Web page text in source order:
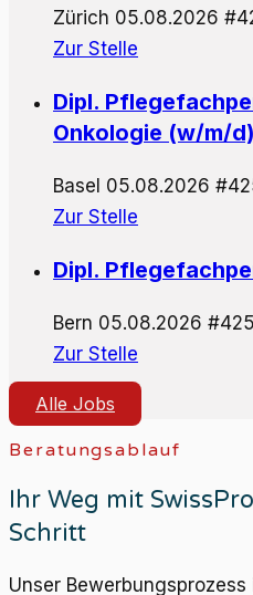
Zürich 05.08.2026
Zur Stelle
Dipl.
Onkologie (w/m/d)
Basel 05.08.2026
Zur Stelle
Dipl.
Bern 05.08.2026
Zur Stelle
Alle Jobs
Beratungsablauf
Ihr Weg mit
Schritt
Unser